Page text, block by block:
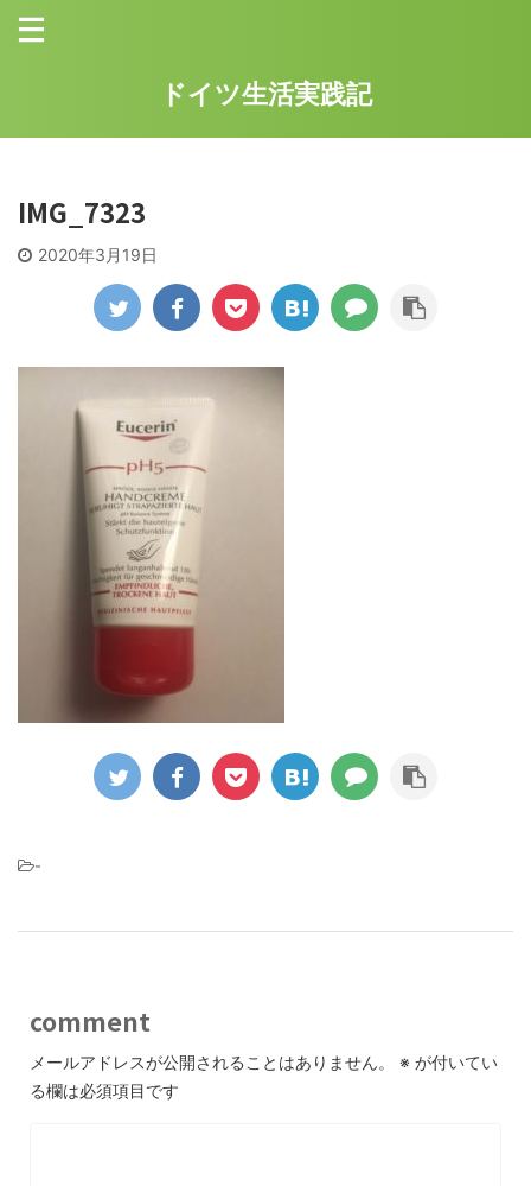
ドイツ生活実践記
IMG_7323
2020年3月19日
-
comment
メールアドレスが公開されることはありません。 ※ が付いてい
る欄は必須項目です